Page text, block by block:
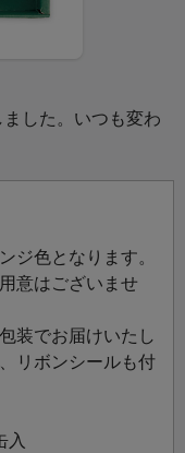
した。いつも変わ
ジ色となります。
意はございませ
装でお届けいたし
リボンシールも付
入